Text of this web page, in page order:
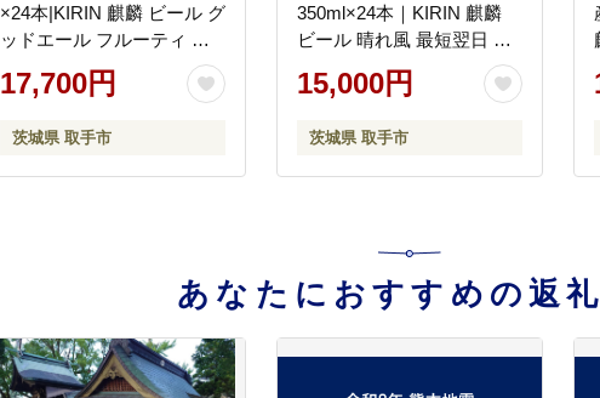
×24本|KIRIN 麒麟 ビール グ
ッドエール フルーティ 茨
城県 取手市（ZA023）
17,700円
茨城県 取手市
350ml×24本｜KIRIN 麒麟
ビール 晴れ風 最短翌日 ス
ピード発送 茨城県 取手市
（ZC005）
15,000円
茨城県 取手市
あなたにおすすめの返